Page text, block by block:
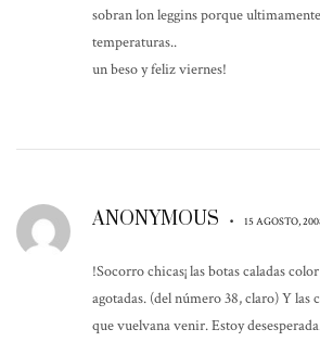
sobran lon leggins porque
temperaturas..
un beso y feliz viernes!
ANONYMOUS • 15 AGOSTO,
!Socorro chicas¡ las botas caladas
agotadas. (del número 38, claro) Y las
que vuelvana venir. Estoy